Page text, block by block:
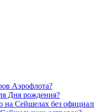
Аэрофлота?
Дня рождения?
Сейшелах без